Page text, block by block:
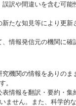
訳や間違いを含む可
たな知見等により更
情報発信元の機関に確
機関の情報をありの
。
情報を翻訳・要約・
せん。また、科学的